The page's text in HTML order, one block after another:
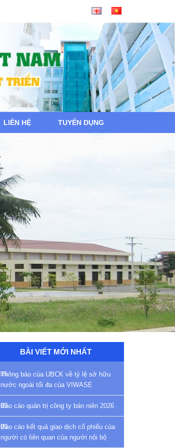
LIÊN HỆ TUYỂN DỤNG
BÀI VIẾT MỚI NHẤT
Thông báo của UBCK về tỷ lệ sở hữu
nước ngoài tối đa của VIWASE
Báo cáo quản trị công ty bán niên 2026
Báo cáo kết quả giao dịch cổ phiếu của
người có liên quan của người nội bộ